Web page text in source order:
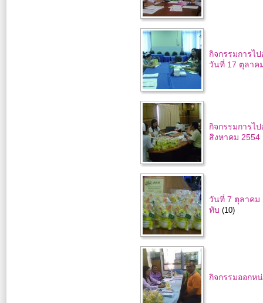
กิจกรรมการไ
วันที่ 17 ตุลาค
กิจกรรมการไ
สิงหาคม 2554
วันที่ 7 ตุลาคม
ทับ (10)